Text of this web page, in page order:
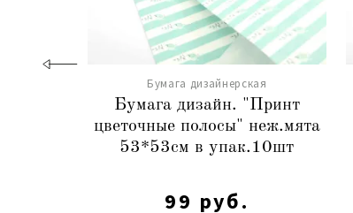
Бумага дизайнерская
Бумага дизайн. "Принт
цветочные полосы" неж.мята
53*53см в упак.10шт
99 руб.